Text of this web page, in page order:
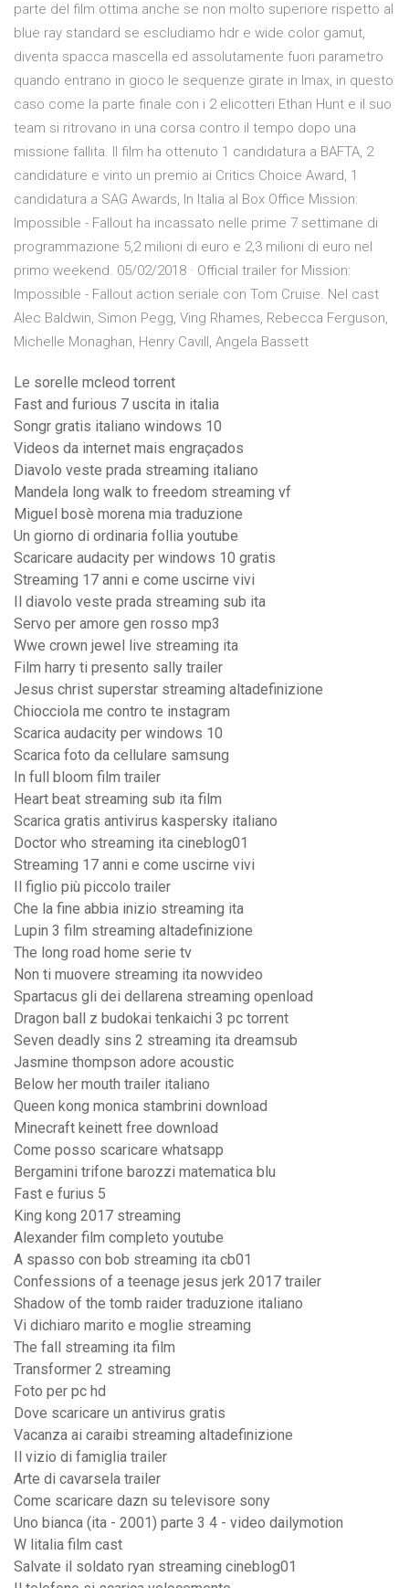
parte del film ottima anche se non molto superiore rispetto al
blue ray standard se escludiamo hdr e wide color gamut,
diventa spacca mascella ed assolutamente fuori parametro
quando entrano in gioco le sequenze girate in Imax, in questo
caso come la parte finale con i 2 elicotteri Ethan Hunt e il suo
team si ritrovano in una corsa contro il tempo dopo una
missione fallita. Il film ha ottenuto 1 candidatura a BAFTA, 2
candidature e vinto un premio ai Critics Choice Award, 1
candidatura a SAG Awards, In Italia al Box Office Mission:
Impossible - Fallout ha incassato nelle prime 7 settimane di
programmazione 5,2 milioni di euro e 2,3 milioni di euro nel
primo weekend. 05/02/2018 · Official trailer for Mission:
Impossible - Fallout action seriale con Tom Cruise. Nel cast
Alec Baldwin, Simon Pegg, Ving Rhames, Rebecca Ferguson,
Michelle Monaghan, Henry Cavill, Angela Bassett
Le sorelle mcleod torrent
Fast and furious 7 uscita in italia
Songr gratis italiano windows 10
Videos da internet mais engraçados
Diavolo veste prada streaming italiano
Mandela long walk to freedom streaming vf
Miguel bosè morena mia traduzione
Un giorno di ordinaria follia youtube
Scaricare audacity per windows 10 gratis
Streaming 17 anni e come uscirne vivi
Il diavolo veste prada streaming sub ita
Servo per amore gen rosso mp3
Wwe crown jewel live streaming ita
Film harry ti presento sally trailer
Jesus christ superstar streaming altadefinizione
Chiocciola me contro te instagram
Scarica audacity per windows 10
Scarica foto da cellulare samsung
In full bloom film trailer
Heart beat streaming sub ita film
Scarica gratis antivirus kaspersky italiano
Doctor who streaming ita cineblog01
Streaming 17 anni e come uscirne vivi
Il figlio più piccolo trailer
Che la fine abbia inizio streaming ita
Lupin 3 film streaming altadefinizione
The long road home serie tv
Non ti muovere streaming ita nowvideo
Spartacus gli dei dellarena streaming openload
Dragon ball z budokai tenkaichi 3 pc torrent
Seven deadly sins 2 streaming ita dreamsub
Jasmine thompson adore acoustic
Below her mouth trailer italiano
Queen kong monica stambrini download
Minecraft keinett free download
Come posso scaricare whatsapp
Bergamini trifone barozzi matematica blu
Fast e furius 5
King kong 2017 streaming
Alexander film completo youtube
A spasso con bob streaming ita cb01
Confessions of a teenage jesus jerk 2017 trailer
Shadow of the tomb raider traduzione italiano
Vi dichiaro marito e moglie streaming
The fall streaming ita film
Transformer 2 streaming
Foto per pc hd
Dove scaricare un antivirus gratis
Vacanza ai caraibi streaming altadefinizione
Il vizio di famiglia trailer
Arte di cavarsela trailer
Come scaricare dazn su televisore sony
Uno bianca (ita - 2001) parte 3 4 - video dailymotion
W litalia film cast
Salvate il soldato ryan streaming cineblog01